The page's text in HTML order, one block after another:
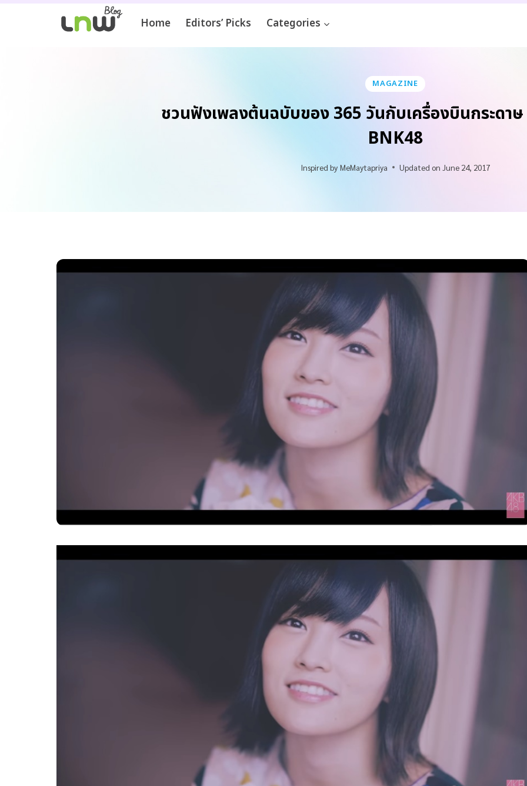
Home Editors’ Picks Categories
MAGAZINE
ชวนฟังเพลงต้นฉบับของ 365 วันกับเครื่องบินกระดา
BNK48
Inspired by MeMaytapriya Updated on June 24, 2017